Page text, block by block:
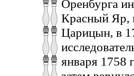
Оренбурга
Красный Яр,
Царицын, в
января 1758